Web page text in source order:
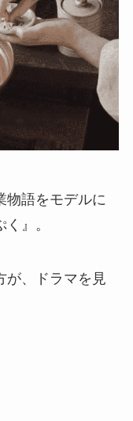
物語をモデルに
』。
が、ドラマを見